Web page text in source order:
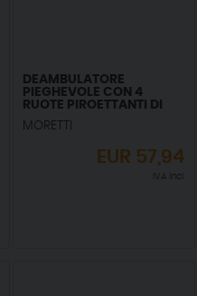
DEAMBULATORE
PIEGHEVOLE CON 4
RUOTE PIROETTANTI DI
CUI 2 CON FRENO
MORETTI
EUR 57,94
IVA incl.